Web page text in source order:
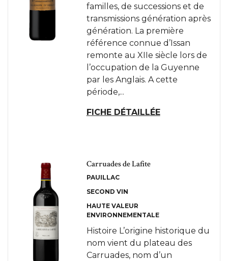
familles, de successions et de
transmissions génération après
génération. La première
référence connue d’Issan
remonte au XIIe siècle lors de
l’occupation de la Guyenne
par les Anglais. A cette
période,...
FICHE DÉTAILLÉE
Carruades de Lafite
PAUILLAC
SECOND VIN
HAUTE VALEUR
ENVIRONNEMENTALE
Histoire L’origine historique du
nom vient du plateau des
Carruades, nom d’un